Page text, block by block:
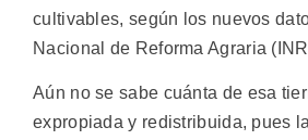
cultivables, según los nuevos
Nacional de Reforma Agraria
Aún no se sabe cuánta de esa
expropiada y redistribuida, pues